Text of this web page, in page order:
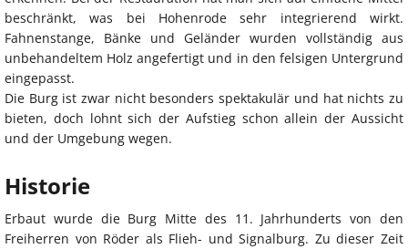
beschränkt, was bei Hohenrode sehr integrierend wirkt.
Fahnenstange, Bänke und Geländer wurden vollständig aus
unbehandeltem Holz angefertigt und in den felsigen Untergrund
eingepasst.
Die Burg ist zwar nicht besonders spektakulär und hat nichts zu
bieten, doch lohnt sich der Aufstieg schon allein der Aussicht
und der Umgebung wegen.
Historie
Erbaut wurde die Burg Mitte des 11. Jahrhunderts von den
Freiherren von Röder als Flieh- und Signalburg. Zu dieser Zeit